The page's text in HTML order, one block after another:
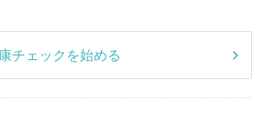
チェックを始める